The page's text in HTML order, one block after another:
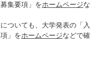
集要項」をホームページな
ついても、大学発表の「入
」をホームページなどで確